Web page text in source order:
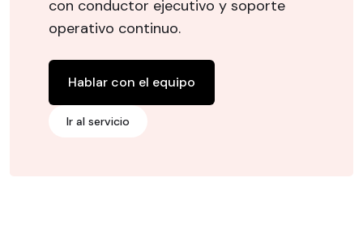
con conductor ejecutivo y soporte
operativo continuo.
Hablar con el equipo
Ir al servicio